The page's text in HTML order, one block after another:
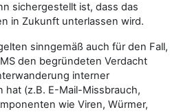
sichergestellt ist, dass das
in Zukunft unterlassen wird.
sinngemäß auch für den Fall,
den begründeten Verdacht
interner
hat (z.B. E-Mail-Missbrauch,
wie Viren, Würmer,